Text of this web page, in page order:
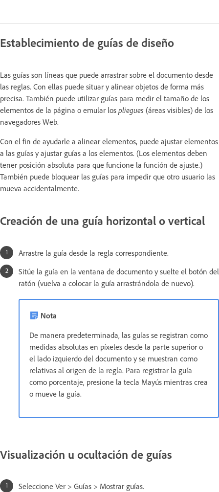
Establecimiento de guías de diseño
Las guías son líneas que puede arrastrar sobre el documento desde
las reglas. Con ellas puede situar y alinear objetos de forma más
precisa. También puede utilizar guías para medir el tamaño de los
elementos de la página o emular los pliegues (áreas visibles) de los
navegadores Web.
Con el fin de ayudarle a alinear elementos, puede ajustar elementos
a las guías y ajustar guías a los elementos. (Los elementos deben
tener posición absoluta para que funcione la función de ajuste.)
También puede bloquear las guías para impedir que otro usuario las
mueva accidentalmente.
Creación de una guía horizontal o vertical
Arrastre la guía desde la regla correspondiente.
Sitúe la guía en la ventana de documento y suelte el botón del
ratón (vuelva a colocar la guía arrastrándola de nuevo).
Nota
De manera predeterminada, las guías se registran como
medidas absolutas en píxeles desde la parte superior o
el lado izquierdo del documento y se muestran como
relativas al origen de la regla. Para registrar la guía
como porcentaje, presione la tecla Mayús mientras crea
o mueve la guía.
Visualización u ocultación de guías
Seleccione Ver > Guías > Mostrar guías.